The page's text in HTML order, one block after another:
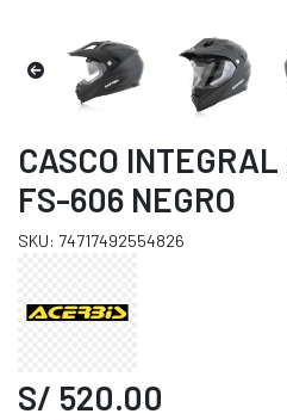
CASCO
FS-606 NEGRO
SKU: 74717492554826
S/ 520.00